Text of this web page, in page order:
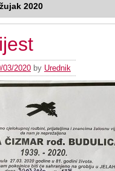
2020
03/2020 by Urednik